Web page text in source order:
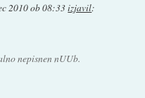
2010 ob 08:33izjavil:
nepisnen nUUb.